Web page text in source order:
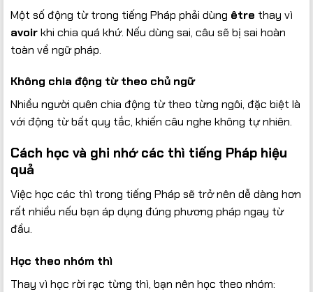
Một số động từ trong tiếng Pháp phải dùng être thay vì
avoirkhi chia quá khứ. Nếu dùng sai, câu sẽ bị sai hoàn
toàn về ngữ pháp.
Không chia động từ theo chủ ngữ
Nhiều người quên chia động từ theo từng ngôi, đặc biệt là
với động từ bất quy tắc, khiến câu nghe không tự nhiên.
Cách học và ghi nhớ các thì tiếng Pháp hiệu
quả
Việc học các thì trong tiếng Pháp sẽ trở nên dễ dàng hơn
rất nhiều nếu bạn áp dụng đúng phương pháp ngay từ
đầu.
Học theo nhóm thì
Thay vì học rời rạc từng thì, bạn nên học theo nhóm: